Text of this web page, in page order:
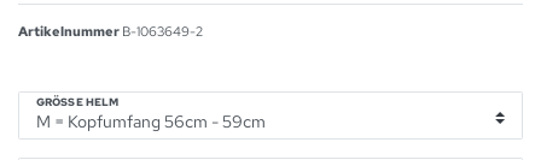
Artikelnummer B-1063649-2
GRÖSSE HELM